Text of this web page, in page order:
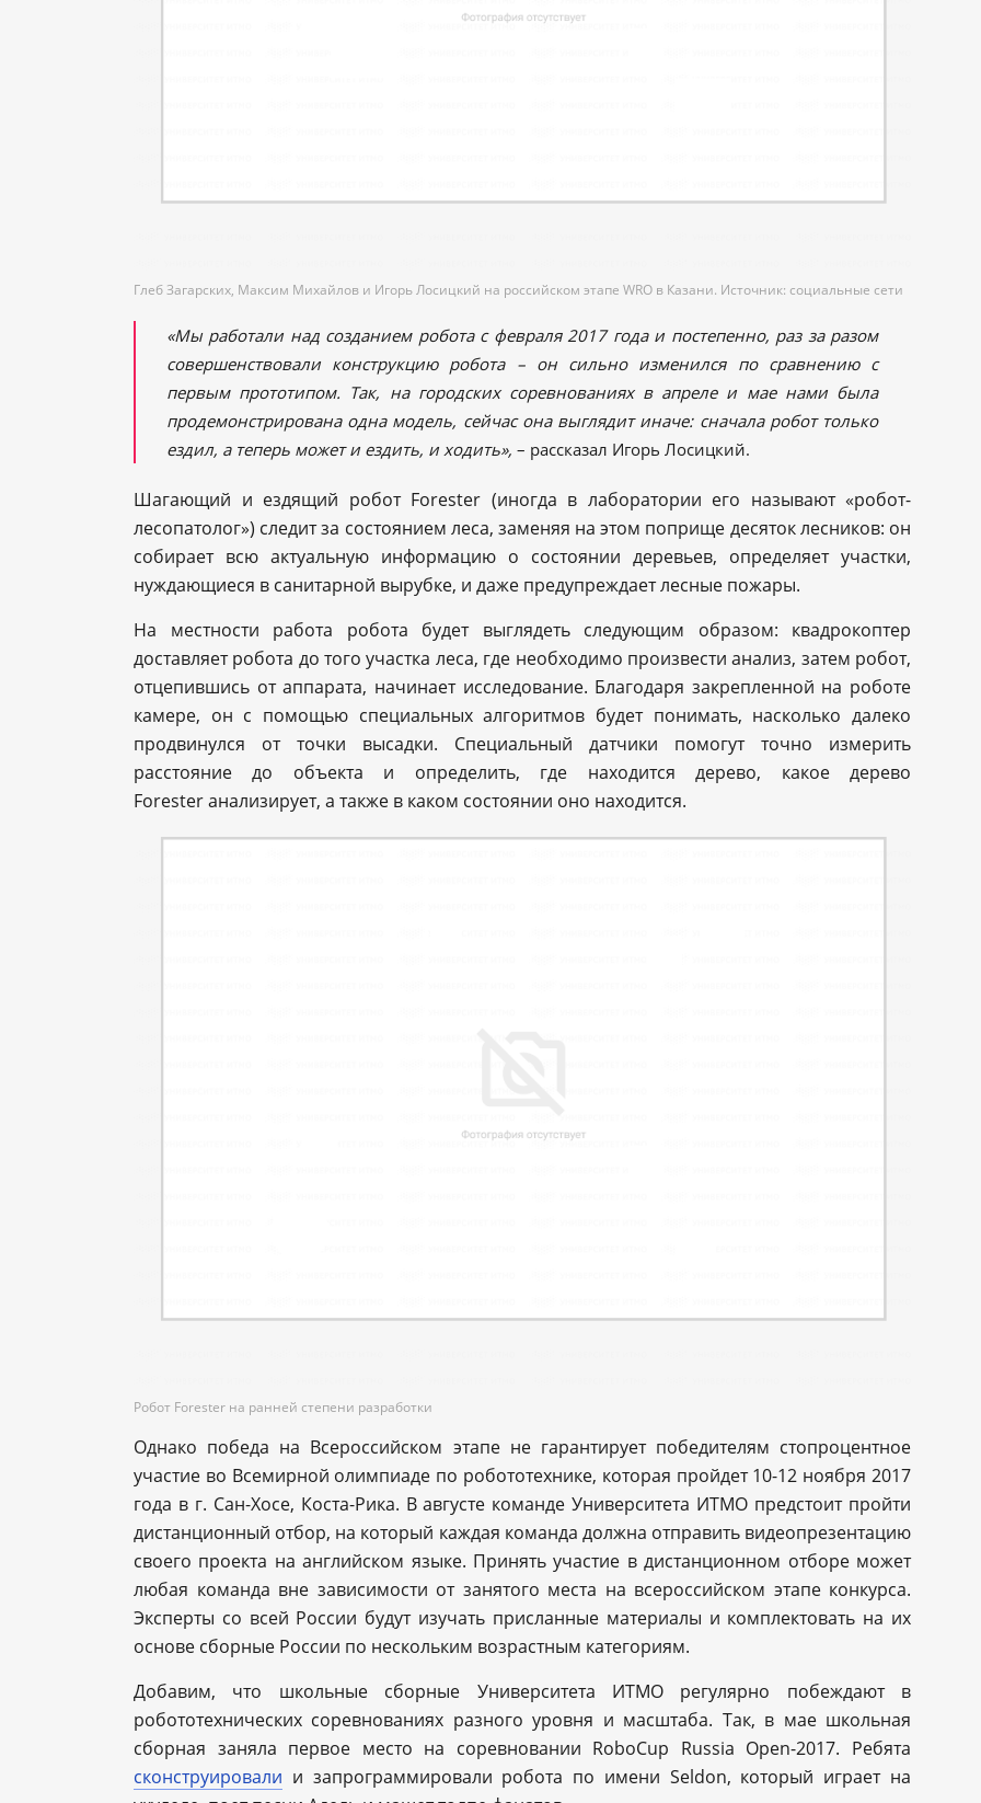
Глеб Загарских, Максим Михайлов и Игорь Лосицкий на российском этапе WRO в Казани. Источник: социальные сети
«Мы работали над созданием робота с февраля 2017 года и постепенно, раз за разом
совершенствовали конструкцию робота – он сильно изменился по сравнению с
первым прототипом. Так, на городских соревнованиях в апреле и мае нами была
продемонстрирована одна модель, сейчас она выглядит иначе: сначала робот только
ездил, а теперь может и ездить, и ходить», – рассказал Игорь Лосицкий.
Шагающий и ездящий робот Forester (иногда в лаборатории его называют «робот-
лесопатолог») следит за состоянием леса, заменяя на этом поприще десяток лесников: он
собирает всю актуальную информацию о состоянии деревьев, определяет участки,
нуждающиеся в санитарной вырубке, и даже предупреждает лесные пожары.
На местности работа робота будет выглядеть следующим образом: квадрокоптер
доставляет робота до того участка леса, где необходимо произвести анализ, затем робот,
отцепившись от аппарата, начинает исследование. Благодаря закрепленной на роботе
камере, он с помощью специальных алгоритмов будет понимать, насколько далеко
продвинулся от точки высадки. Специальный датчики помогут точно измерить
расстояние до объекта и определить, где находится дерево, какое дерево
Forester анализирует, а также в каком состоянии оно находится.
Робот Forester на ранней степени разработки
Однако победа на Всероссийском этапе не гарантирует победителям стопроцентное
участие во Всемирной олимпиаде по робототехнике, которая пройдет 10-12 ноября 2017
года в г. Сан-Хосе, Коста-Рика. В августе команде Университета ИТМО предстоит пройти
дистанционный отбор, на который каждая команда должна отправить видеопрезентацию
своего проекта на английском языке. Принять участие в дистанционном отборе может
любая команда вне зависимости от занятого места на всероссийском этапе конкурса.
Эксперты со всей России будут изучать присланные материалы и комплектовать на их
основе сборные России по нескольким возрастным категориям.
Добавим, что школьные сборные Университета ИТМО регулярно побеждают в
робототехнических соревнованиях разного уровня и масштаба. Так, в мае школьная
сборная заняла первое место на соревновании RoboCup Russia Open-2017. Ребята
сконструировали и запрограммировали робота по имени Seldon, который играет на